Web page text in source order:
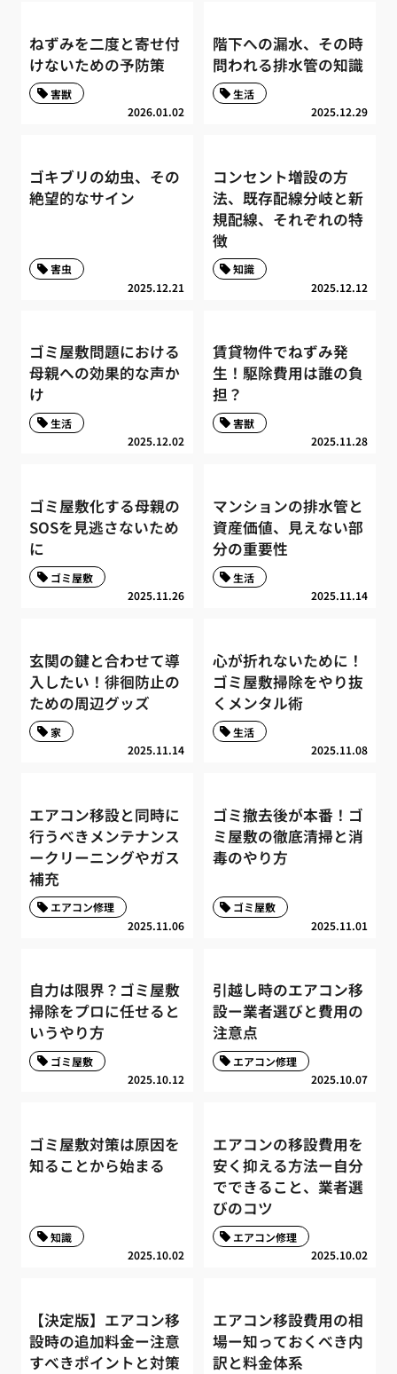
ねずみを二度と寄せ付
けないための予防策
2026.01.02
害獣
階下への漏水、その時
問われる排水管の知識
2025.12.29
生活
ゴキブリの幼虫、その
絶望的なサイン
2025.12.21
害虫
コンセント増設の方
法、既存配線分岐と新
規配線、それぞれの特
徴
2025.12.12
知識
ゴミ屋敷問題における
母親への効果的な声か
け
2025.12.02
生活
賃貸物件でねずみ発
生！駆除費用は誰の負
担？
2025.11.28
害獣
ゴミ屋敷化する母親の
SOSを見逃さないため
に
2025.11.26
ゴミ屋敷
マンションの排水管と
資産価値、見えない部
分の重要性
2025.11.14
生活
玄関の鍵と合わせて導
入したい！徘徊防止の
ための周辺グッズ
2025.11.14
家
心が折れないために！
ゴミ屋敷掃除をやり抜
くメンタル術
2025.11.08
生活
エアコン移設と同時に
行うべきメンテナンス
ークリーニングやガス
補充
2025.11.06
エアコン修理
ゴミ撤去後が本番！ゴ
ミ屋敷の徹底清掃と消
毒のやり方
2025.11.01
ゴミ屋敷
自力は限界？ゴミ屋敷
掃除をプロに任せると
いうやり方
2025.10.12
ゴミ屋敷
引越し時のエアコン移
設ー業者選びと費用の
注意点
2025.10.07
エアコン修理
ゴミ屋敷対策は原因を
知ることから始まる
2025.10.02
知識
エアコンの移設費用を
安く抑える方法ー自分
でできること、業者選
びのコツ
2025.10.02
エアコン修理
【決定版】エアコン移
設時の追加料金ー注意
すべきポイントと対策
エアコン移設費用の相
場ー知っておくべき内
訳と料金体系